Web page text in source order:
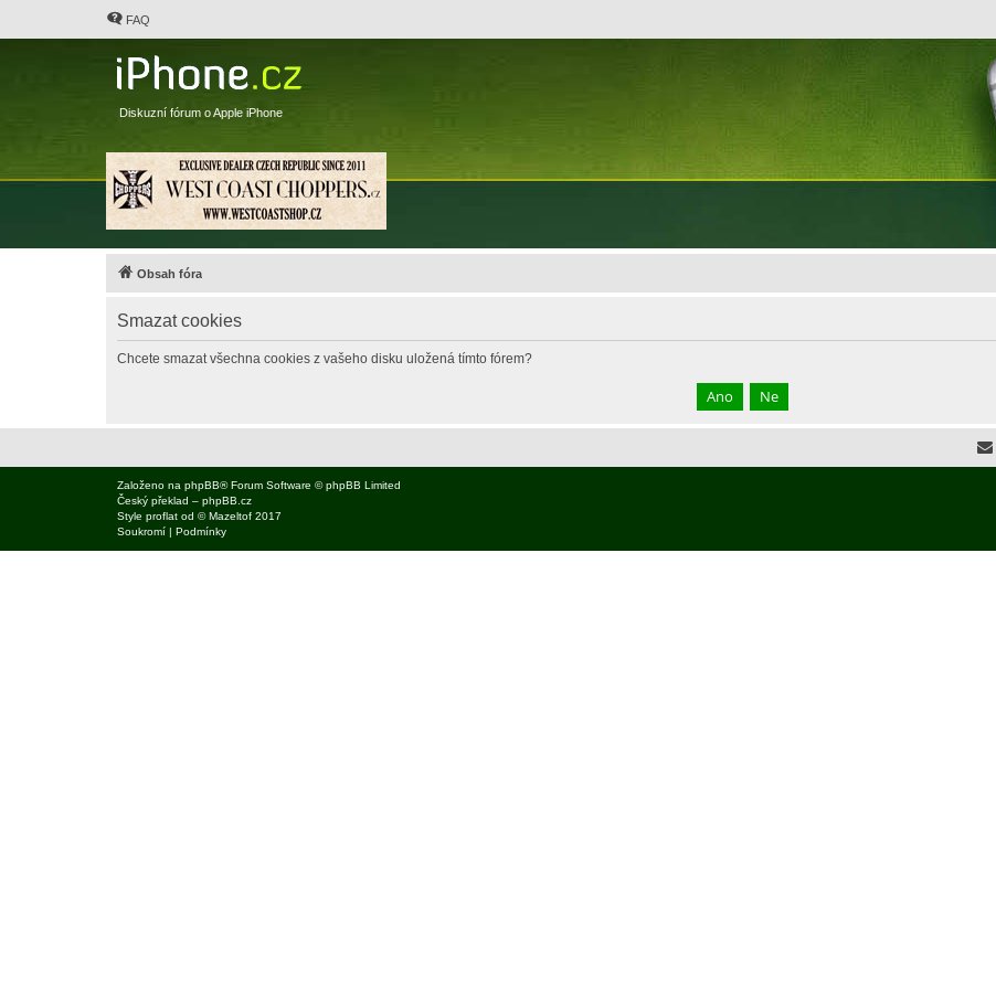
FAQ
Diskuzní fórum o Apple iPhone
Obsah fóra
Smazat cookies
Chcete smazat všechna cookies z vašeho disku uložená tímto fórem?
Založeno na phpBB® Forum Software © phpBB Limited
Český překlad – phpBB.cz
Style proflat od ©Mazeltof 2017
Soukromí | Podmínky